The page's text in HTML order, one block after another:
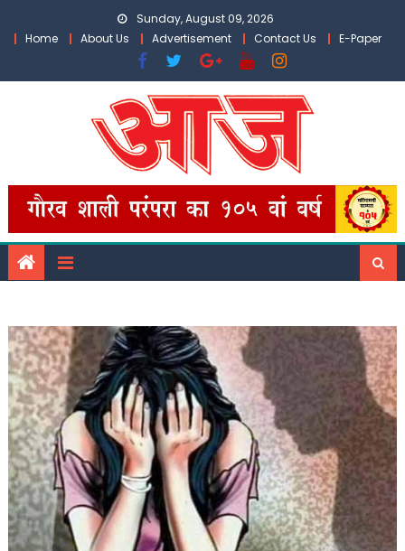
Sunday, August 09, 2026
Home
About Us Advertisement Contact Us E-Paper